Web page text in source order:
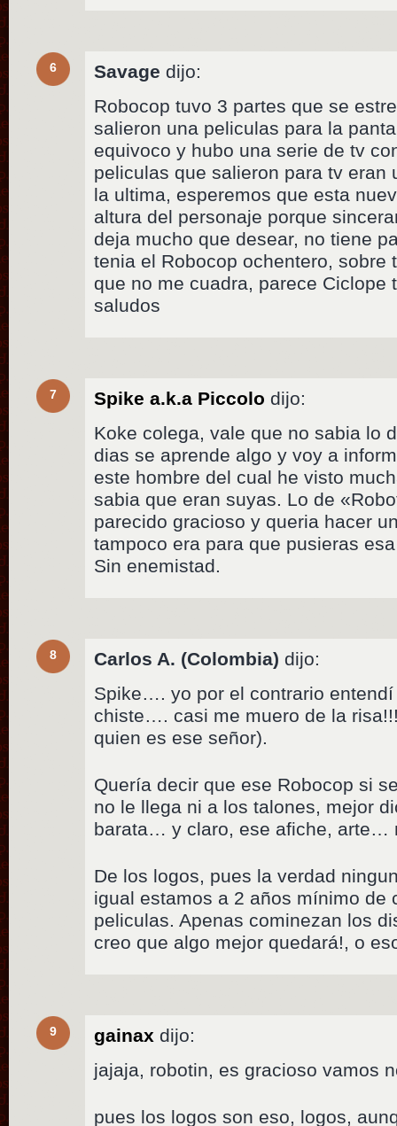
6 Savage dijo:
Robocop tuvo 3 partes que se
salieron una peliculas para la
equivoco y hubo una serie de tv
peliculas que salieron para tv eran
la ultima, esperemos que esta
altura del personaje porque
deja mucho que desear, no tiene
tenia el Robocop ochentero, sobre
que no me cuadra, parece Ciclope
saludos
7 Spike a.k.a Piccolo dijo:
Koke colega, vale que no sabia lo
dias se aprende algo y voy a
este hombre del cual he visto
sabia que eran suyas. Lo de
parecido gracioso y queria hacer
tampoco era para que pusieras
Sin enemistad.
8 Carlos A. (Colombia) dijo:
Spike…. yo por el contrario
chiste…. casi me muero de la
quien es ese señor).
Quería decir que ese Robocop si
no le llega ni a los talones, mejor
barata… y claro, ese afiche, arte…
De los logos, pues la verdad
igual estamos a 2 años mínimo de
peliculas. Apenas cominezan los
creo que algo mejor quedará!, o
9 gainax dijo:
jajaja, robotin, es gracioso vamos
pues los logos son eso, logos,